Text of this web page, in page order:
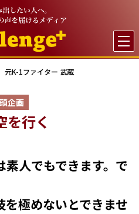

元K-1ファイター 武蔵
企画
を行く
素人でもできます。で
極めないとできませ